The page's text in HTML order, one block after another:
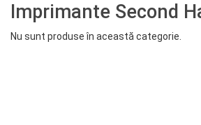
Imprimante Second
Nu sunt produse în această categorie.